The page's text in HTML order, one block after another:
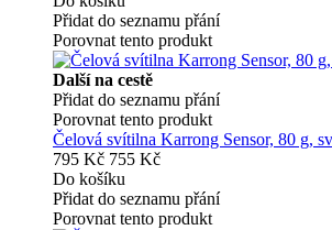
Přidat do seznamu přání
Porovnat tento produkt
Další na cestě
Přidat do seznamu přání
Porovnat tento produkt
Čelová svítilna Karrong Sensor, 80 g,
795 Kč 755 Kč
Do košíku
Přidat do seznamu přání
Porovnat tento produkt